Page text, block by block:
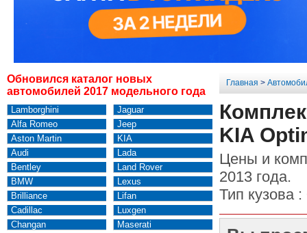
Обновился каталог новых
автомобилей 2017 модельного года
Lamborghini
Alfa Romeo
Aston Martin
Audi
Bentley
BMW
Brilliance
Cadillac
Changan
Jaguar
Jeep
KIA
Lada
Land Rover
Lexus
Lifan
Luxgen
Maserati
Главная >
KIA
Цены и
2013 года.
Тип кузова :